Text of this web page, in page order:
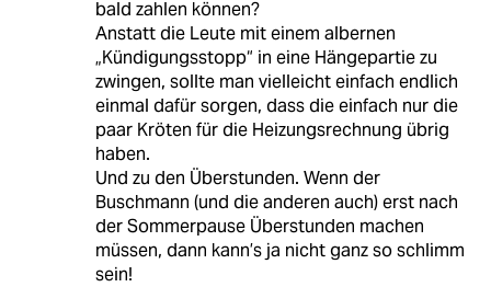
bald zahlen können?
Anstatt die Leute mit einem albernen
„Kündigungsstopp“ in eine Hängepartie zu
zwingen, sollte man vielleicht einfach endlich
einmal dafür sorgen, dass die einfach nur die
paar Kröten für die Heizungsrechnung übrig
haben.
Und zu den Überstunden. Wenn der
Buschmann (und die anderen auch) erst nach
der Sommerpause Überstunden machen
müssen, dann kann’s ja nicht ganz so schlimm
sein!